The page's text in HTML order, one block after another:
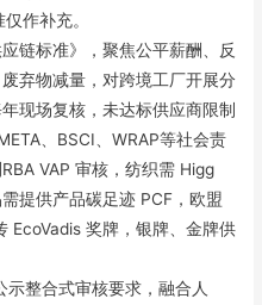
作补充。
链标准》，聚焦公平薪酬、反
弃物减量，对跨境工厂开展分
现场复核，未达标供应商限制
、BSCI、WRAP等社会责
VAP 审核，纺织需 Higg
提供产品碳足迹 PCF，欧盟
EcoVadis 奖牌，银牌、金牌供
示整合式审核要求，融合人